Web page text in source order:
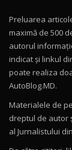
11
12
Preluarea
maximă de 500
autorul
indicat și linkul
poate realiza
AutoBlog.MD.
Materialele de
dreptul de autor
al Jurnalistului